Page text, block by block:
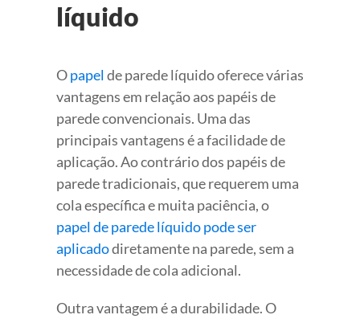
líquido
Opapelde parede líquido oferece várias
vantagens em relação aos papéis de
parede convencionais. Uma das
principais vantagens é a facilidade de
aplicação. Ao contrário dos papéis de
parede tradicionais, que requerem uma
cola específica e muita paciência, o
papel de parede líquido pode ser
aplicadodiretamente na parede, sem a
necessidade de cola adicional.
Outra vantagem é a durabilidade. O